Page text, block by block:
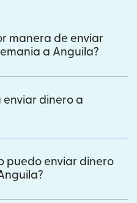
manera de enviar
a Anguila?
enviar dinero a
puedo enviar dinero